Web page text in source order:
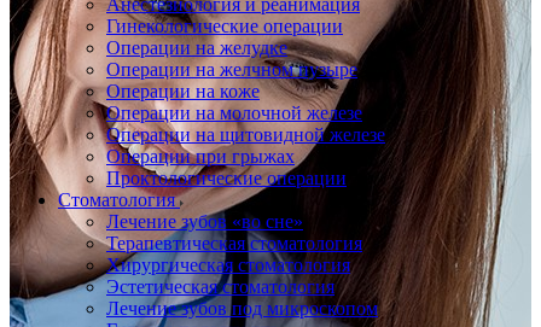
Анестезиология и реанимация
Гинекологические операции
Операции на желудке
Операции на желчном пузыре
Операции на коже
Операции на молочной железе
Операции на щитовидной железе
Операции при грыжах
Проктологические операции
Стоматология
Лечение зубов «во сне»
Терапевтическая стоматология
Хирургическая стоматология
Эстетическая стоматология
Лечение зубов под микроскопом